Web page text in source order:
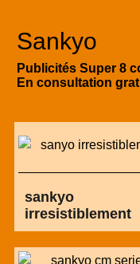
Sankyo
Publicités Super 8
En consultation
sankyo
irresistiblement